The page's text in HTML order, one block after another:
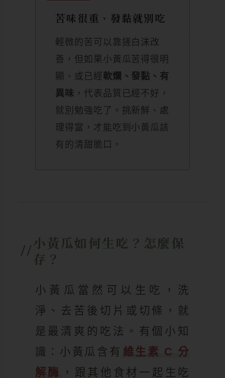
苦味很重、發黏就別吃
輕微的苦可以靠搓白沫改
善，但如果小黃瓜苦得很明
顯、或已經軟爛、發黏、有
異味 ，代表品質已經不好，
就別勉強吃了。挑新鮮、處
理得當，才能吃到小黃瓜該
有的清甜脆口。
小黃瓜如何生吃？怎麼保
存？
小黃瓜當然可以生吃，洗
淨、去苦後切片或切條，就
是最清爽的吃法。有個小知
識：小黃瓜含有 維生素 C 分
解酶
，跟其他食材一起生吃